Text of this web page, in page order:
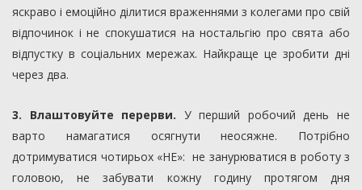
яскраво і емоційно ділитися враженнями з колегами про свій
відпочинок і не спокушатися на ностальгію про свята або
відпустку в соціальних мережах. Найкраще це зробити дні
через два.
3. Влаштовуйте перерви. У перший робочий день не
варто намагатися осягнути неосяжне. Потрібно
дотримуватися чотирьох «НЕ»: не занурюватися в роботу з
головою, не забувати кожну годину протягом дня